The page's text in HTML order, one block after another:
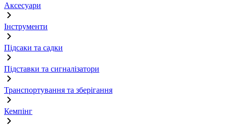
Аксесуари
Інструменти
Підсаки та садки
Підставки та сигналізатори
Транспортування та зберігання
Кемпінг